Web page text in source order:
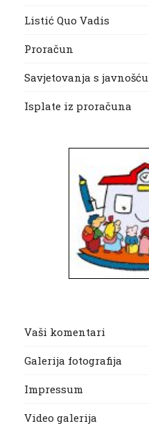
Listić Quo Vadis
Proračun
Savjetovanja s javnošću
Isplate iz proračuna
Vaši komentari
Galerija fotografija
Impressum
Video galerija